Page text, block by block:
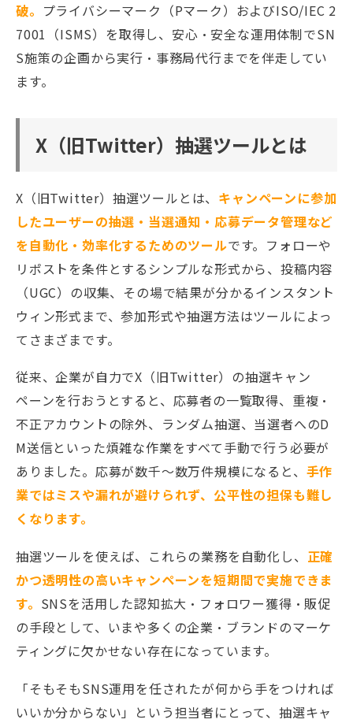
破。 プライバシーマーク（Pマーク）およびISO/IEC 2
7001（ISMS）を取得し、安心・安全な運用体制でSN
S施策の企画から実行・事務局代行までを伴走してい
ます。
X（旧Twitter）抽選ツールとは
X（旧Twitter）抽選ツールとは、 キャンペーンに参加
したユーザーの抽選・当選通知・応募データ管理など
を自動化・効率化するためのツールです。フォローや
リポストを条件とするシンプルな形式から、投稿内容
（UGC）の収集、その場で結果が分かるインスタント
ウィン形式まで、参加形式や抽選方法はツールによっ
てさまざまです。
従来、企業が自力でX（旧Twitter）の抽選キャン
ペーンを行おうとすると、応募者の一覧取得、重複・
不正アカウントの除外、ランダム抽選、当選者へのD
M送信といった煩雑な作業をすべて手動で行う必要が
ありました。応募が数千〜数万件規模になると、 手作
業ではミスや漏れが避けられず、公平性の担保も難し
くなります。
抽選ツールを使えば、これらの業務を自動化し、 正確
かつ透明性の高いキャンペーンを短期間で実施できま
す。 SNSを活用した認知拡大・フォロワー獲得・販促
の手段として、いまや多くの企業・ブランドのマーケ
ティングに欠かせない存在になっています。
「そもそもSNS運用を任されたが何から手をつければ
いいか分からない」という担当者にとって、抽選キャ